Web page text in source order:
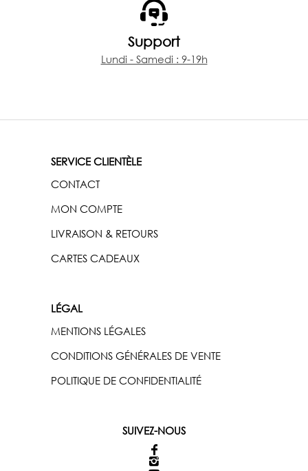
Support
Lundi - Samedi : 9-19h
SERVICE CLIENTÈLE
CONTACT
MON COMPTE
LIVRAISON & RETOURS
CARTES CADEAUX
LÉGAL
MENTIONS LÉGALES
CONDITIONS GÉNÉRALES DE VENTE
POLITIQUE DE CONFIDENTIALITÉ
SUIVEZ-NOUS